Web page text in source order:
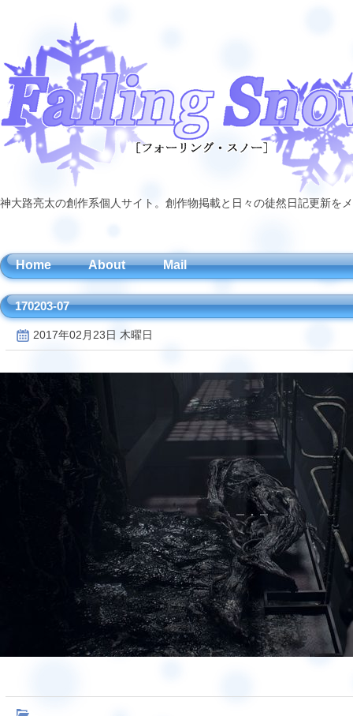
神大路亮太の創作系個人サイト。創作物掲載と日々の徒然日記更新
Home About Mail
170203-07
2017年02月23日 木曜日